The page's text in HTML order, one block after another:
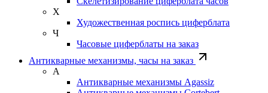
Х
Художественная роспись циферблата
Ч
Часовые циферблаты на заказ
Антикварные механизмы, часы на заказ
А
Антикварные механизмы Agassiz